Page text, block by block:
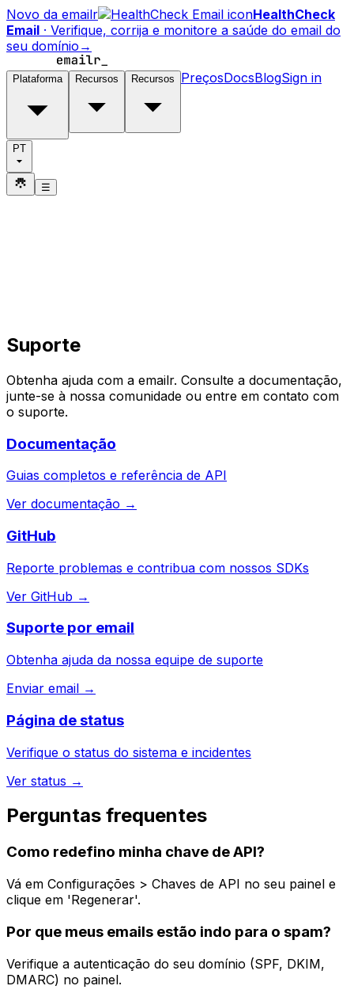
Novo da emailr
HealthCheck
Email · Verifique, corrija e monitore a saúde do email do
seu domínio →
Plataforma Recursos Recursos PreçosDocsBlogSign in
PT
☰
Suporte
Obtenha ajuda com a emailr. Consulte a documentação,
junte-se à nossa comunidade ou entre em contato com
o suporte.
Documentação
Guias completos e referência de API
Ver documentação →
GitHub
Reporte problemas e contribua com nossos SDKs
Ver GitHub →
Suporte por email
Obtenha ajuda da nossa equipe de suporte
Enviar email →
Página de status
Verifique o status do sistema e incidentes
Ver status →
Perguntas frequentes
Como redefino minha chave de API?
Vá em Configurações > Chaves de API no seu painel e
clique em 'Regenerar'.
Por que meus emails estão indo para o spam?
Verifique a autenticação do seu domínio (SPF, DKIM,
DMARC) no painel.